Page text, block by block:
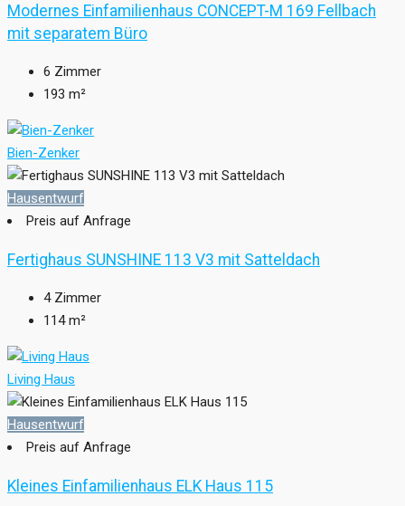
Modernes Einfamilienhaus CONCEPT-M 169 Fellbach
mit separatem Büro
6 Zimmer
193 m²
Bien-Zenker
Hausentwurf
Preis auf Anfrage
Fertighaus SUNSHINE 113 V3 mit Satteldach
4 Zimmer
114 m²
Living Haus
Hausentwurf
Preis auf Anfrage
Kleines Einfamilienhaus ELK Haus 115